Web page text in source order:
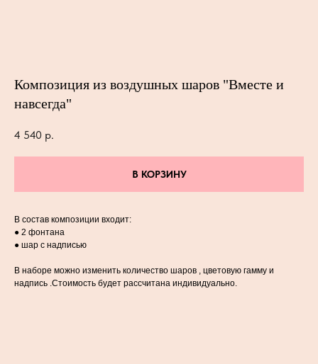
Композиция из воздушных шаров "Вместе и
навсегда"
4 540 р.
В КОРЗИНУ
В состав композиции входит:
● 2 фонтана
● шар с надписью
В наборе можно изменить количество шаров , цветовую гамму и
надпись .Стоимость будет рассчитана индивидуально.